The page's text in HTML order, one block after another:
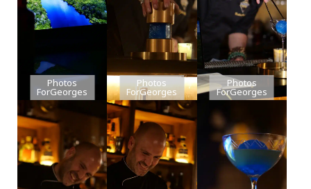
Photos
ForGeorges
Photos
ForGeorges
Photos
ForGeorges